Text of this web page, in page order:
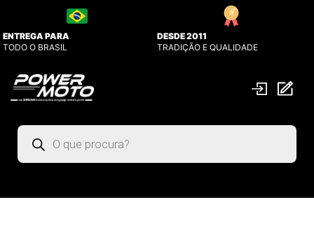
ENTREGA PARA
TODO O BRASIL
DESDE 2011
TRADIÇÃO E QUALIDADE
Pesquisar
produtos